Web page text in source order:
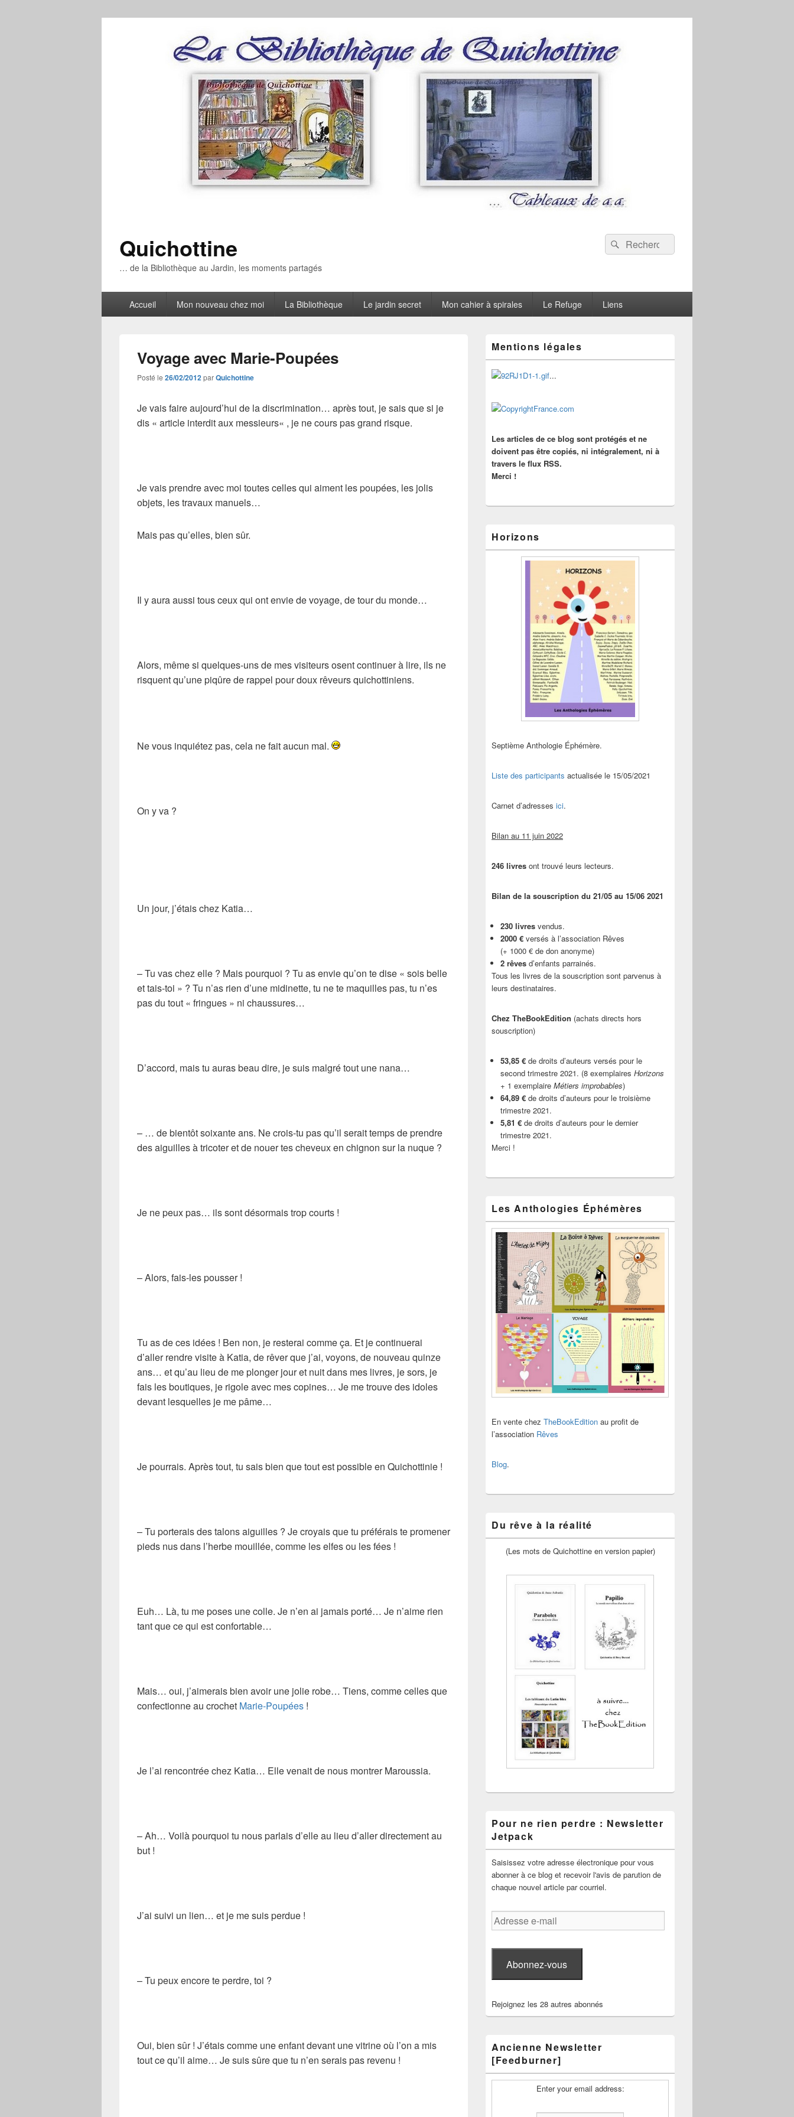
Quichottine
… de la Bibliothèque au Jardin, les moments partagés
Recherche :
Rechercher
principalAccueil Mon nouveau chez moi La Bibliothèque Le jardin secret Mon cahier à spirales Le Refuge Liens
Voyage avec Marie-Poupées
Posté le 26/02/2012parQuichottine
Je vais faire aujourd’hui de la discrimination… après tout, je sais que si je
dis « article interdit aux messieurs« , je ne cours pas grand risque.
Je vais prendre avec moi toutes celles qui aiment les poupées, les jolis
objets, les travaux manuels…
Mais pas qu’elles, bien sûr.
Il y aura aussi tous ceux qui ont envie de voyage, de tour du monde…
Alors, même si quelques-uns de mes visiteurs osent continuer à lire, ils ne
risquent qu’une piqûre de rappel pour doux rêveurs quichottiniens.
Ne vous inquiétez pas, cela ne fait aucun mal.
On y va ?
Un jour, j’étais chez Katia…
– Tu vas chez elle ? Mais pourquoi ? Tu as envie qu’on te dise « sois belle
et tais-toi » ? Tu n’as rien d’une midinette, tu ne te maquilles pas, tu n’es
pas du tout « fringues » ni chaussures…
D’accord, mais tu auras beau dire, je suis malgré tout une nana…
– … de bientôt soixante ans. Ne crois-tu pas qu’il serait temps de prendre
des aiguilles à tricoter et de nouer tes cheveux en chignon sur la nuque ?
Je ne peux pas… ils sont désormais trop courts !
– Alors, fais-les pousser !
Tu as de ces idées ! Ben non, je resterai comme ça. Et je continuerai
d’aller rendre visite à Katia, de rêver que j’ai, voyons, de nouveau quinze
ans… et qu’au lieu de me plonger jour et nuit dans mes livres, je sors, je
fais les boutiques, je rigole avec mes copines… Je me trouve des idoles
devant lesquelles je me pâme…
Je pourrais. Après tout, tu sais bien que tout est possible en Quichottinie !
– Tu porterais des talons aiguilles ? Je croyais que tu préférais te promener
pieds nus dans l’herbe mouillée, comme les elfes ou les fées !
Euh… Là, tu me poses une colle. Je n’en ai jamais porté… Je n’aime rien
tant que ce qui est confortable…
Mais… oui, j’aimerais bien avoir une jolie robe… Tiens, comme celles que
confectionne au crochet Marie-Poupées !
Je l’ai rencontrée chez Katia… Elle venait de nous montrer Maroussia.
– Ah… Voilà pourquoi tu nous parlais d’elle au lieu d’aller directement au
but !
J’ai suivi un lien… et je me suis perdue !
– Tu peux encore te perdre, toi ?
Oui, bien sûr ! J’étais comme une enfant devant une vitrine où l’on a mis
tout ce qu’il aime… Je suis sûre que tu n’en serais pas revenu !
principale
de
widget
pour
barre
latérale
Mentions légales
...
Les articles de ce blog sont protégés et ne
doivent pas être copiés, ni intégralement, ni à
travers le flux RSS.
Merci !
Horizons
Septième Anthologie Éphémère.
Liste des participants actualisée le 15/05/2021
Carnet d’adresses ici.
Bilan au 11 juin 2022
246 livres ont trouvé leurs lecteurs.
Bilan de la souscription du 21/05 au 15/06 2021
230 livres vendus.
2000 € versés à l’association Rêves
(+ 1000 € de don anonyme)
2 rêves d’enfants parrainés.
Tous les livres de la souscription sont parvenus à
leurs destinataires.
Chez TheBookEdition (achats directs hors
souscription)
53,85 € de droits d’auteurs versés pour le
second trimestre 2021. (8 exemplaires Horizons
+ 1 exemplaire Métiers improbables)
64,89 € de droits d’auteurs pour le troisième
trimestre 2021.
5,81 € de droits d’auteurs pour le dernier
trimestre 2021.
Merci !
Les Anthologies Éphémères
En vente chez TheBookEdition au profit de
l’association Rêves
Blog.
Du rêve à la réalité
(Les mots de Quichottine en version papier)
Pour ne rien perdre : Newsletter
Jetpack
Saisissez votre adresse électronique pour vous
abonner à ce blog et recevoir l'avis de parution de
chaque nouvel article par courriel.
Adresse
e-
Abonnez-vous
Rejoignez les 28 autres abonnés
Ancienne Newsletter
[Feedburner]
Enter your email address: